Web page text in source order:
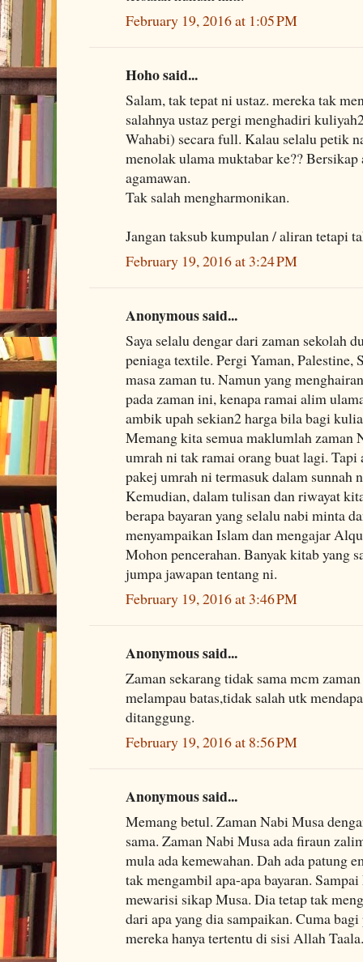
February 19, 2016 at 1:05 PM
Hoho said...
Salam, tak tepat ni ustaz. mereka tak
salahnya ustaz pergi menghadiri
Wahabi) secara full. Kalau selalu petik
menolak ulama muktabar ke??
agamawan.
Tak salah mengharmonikan.
Jangan taksub kumpulan / aliran tetapi
February 19, 2016 at 3:24 PM
Anonymous said...
Saya selalu dengar dari zaman sekolah
peniaga textile. Pergi Yaman, Palestine,
masa zaman tu. Namun yang
pada zaman ini, kenapa ramai alim
ambik upah sekian2 harga bila bagi
Memang kita semua maklumlah zaman
umrah ni tak ramai orang buat lagi. Tapi
pakej umrah ni termasuk dalam sunnah
Kemudian, dalam tulisan dan riwayat
berapa bayaran yang selalu nabi minta
menyampaikan Islam dan mengajar
Mohon pencerahan. Banyak kitab yang
jumpa jawapan tentang ni.
February 19, 2016 at 3:46 PM
Anonymous said...
Zaman sekarang tidak sama mcm
melampau batas,tidak salah utk
ditanggung.
February 19, 2016 at 8:56 PM
Anonymous said...
Memang betul. Zaman Nabi Musa
sama. Zaman Nabi Musa ada firaun
mula ada kemewahan. Dah ada patung
tak mengambil apa-apa bayaran.
mewarisi sikap Musa. Dia tetap tak
dari apa yang dia sampaikan. Cuma
mereka hanya tertentu di sisi Allah Taala.